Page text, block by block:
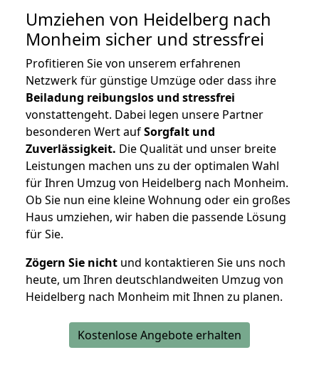
Umziehen von Heidelberg nach
Monheim sicher und stressfrei
Profitieren Sie von unserem erfahrenen
Netzwerk für günstige Umzüge oder dass ihre
Beiladung reibungslos und stressfrei
vonstattengeht. Dabei legen unsere Partner
besonderen Wert aufSorgfalt und
Zuverlässigkeit. Die Qualität und unser breite
Leistungen machen uns zu der optimalen Wahl
für Ihren Umzug von Heidelberg nach Monheim.
Ob Sie nun eine kleine Wohnung oder ein großes
Haus umziehen, wir haben die passende Lösung
für Sie.
Zögern Sie nicht und kontaktieren Sie uns noch
heute, um Ihren deutschlandweiten Umzug von
Heidelberg nach Monheim mit Ihnen zu planen.
Kostenlose Angebote erhalten